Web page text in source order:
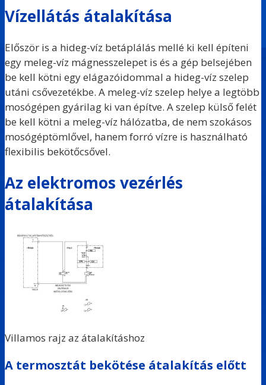
Vízellátás átalakítása
Először is a hideg-víz betáplálás mellé ki kell építeni
egy meleg-víz mágnesszelepet is és a gép belsejében
be kell kötni egy elágazóidommal a hideg-víz szelep
utáni csővezetékbe. A meleg-víz szelep helye a legtöbb
mosógépen gyárilag ki van építve. A szelep külső felét
be kell kötni a meleg-víz hálózatba, de nem szokásos
mosógéptömlővel, hanem forró vízre is használható
flexibilis bekötőcsővel.
Az elektromos vezérlés
átalakítása
Villamos rajz az átalakításhoz
A termosztát bekötése átalakítás előtt